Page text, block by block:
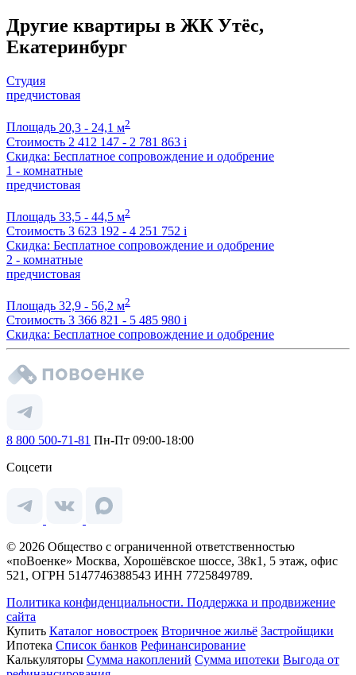
Другие квартиры в ЖК Утёс,
Екатеринбург
Студия
предчистовая
Площадь 20,3 - 24,1 м2
Стоимость 2 412 147 - 2 781 863 i
Скидка: Бесплатное сопровождение и одобрение
1 - комнатные
предчистовая
Площадь 33,5 - 44,5 м2
Стоимость 3 623 192 - 4 251 752 i
Скидка: Бесплатное сопровождение и одобрение
2 - комнатные
предчистовая
Площадь 32,9 - 56,2 м2
Стоимость 3 366 821 - 5 485 980 i
Скидка: Бесплатное сопровождение и одобрение
8 800 500-71-81 Пн-Пт 09:00-18:00
Соцсети
© 2026 Общество с ограниченной ответственностью
«поВоенке» Москва, Хорошёвское шоссе, 38к1, 5 этаж, офис
521, ОГРН 5147746388543 ИНН 7725849789.
Политика конфиденциальности. Поддержка и продвижение
сайта
Купить Каталог новостроек Вторичное жильё Застройщики
Ипотека Список банков Рефинансирование
Калькуляторы Сумма накоплений Сумма ипотеки Выгода от